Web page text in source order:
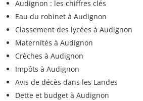
Audignon : les chiffres clés
Eau du robinet à Audignon
Classement des lycées à Audignon
Maternités à Audignon
Crèches à Audignon
Impôts à Audignon
Avis de décès dans les Landes
Dette et budget à Audignon